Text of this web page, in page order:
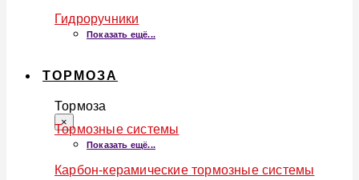
Гидроручники
Показать ещё...
ТОРМОЗА
Тормоза
×
Тормозные системы
Показать ещё...
Карбон-керамические тормозные системы